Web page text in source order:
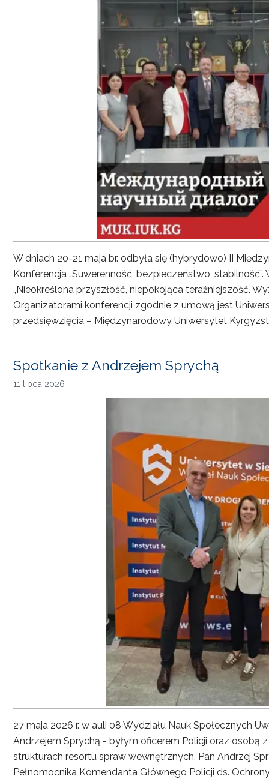
W dniach 20-21 maja br. odbyła się (hybrydowo) II
Konferencja „Suwerenność, bezpieczeństwo,
„Nieokreślona przyszłość, niepokojąca teraźniejszość.
Organizatorami konferencji zgodnie z umową jest
przedsięwzięcia – Międzynarodowy Uniwersytet
Spotkanie z Andrzejem Sprychą
11 lipca 2026
27 maja 2026 r. w auli 08 Wydziału Nauk Społecznych
Andrzejem Sprychą - byłym oficerem Policji oraz osobą
strukturach resortu spraw wewnętrznych. Pan Andrzej
Pełnomocnika Komendanta Głównego Policji ds.